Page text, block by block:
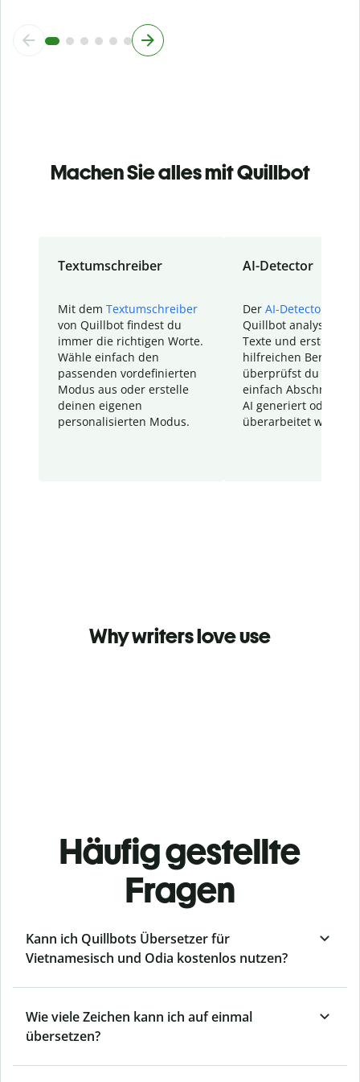
Machen Sie alles mit Quillbot
Textumschreiber
Mit dem Textumschreiber
von Quillbot findest du
immer die richtigen Worte.
Wähle einfach den
passenden vordefinierten
Modus aus oder erstelle
deinen eigenen
personalisierten Modus.
AI-Detector
Der AI-Detector
Quillbot analysiert
Texte und erstellt
hilfreichen Bericht.
überprüfst du
einfach Abschnitte,
AI generiert oder
überarbeitet wurden.
Why writers love use
Häufig gestellte
Fragen
Kann ich Quillbots Übersetzer für
Vietnamesisch und Odia kostenlos nutzen?
Wie viele Zeichen kann ich auf einmal
übersetzen?